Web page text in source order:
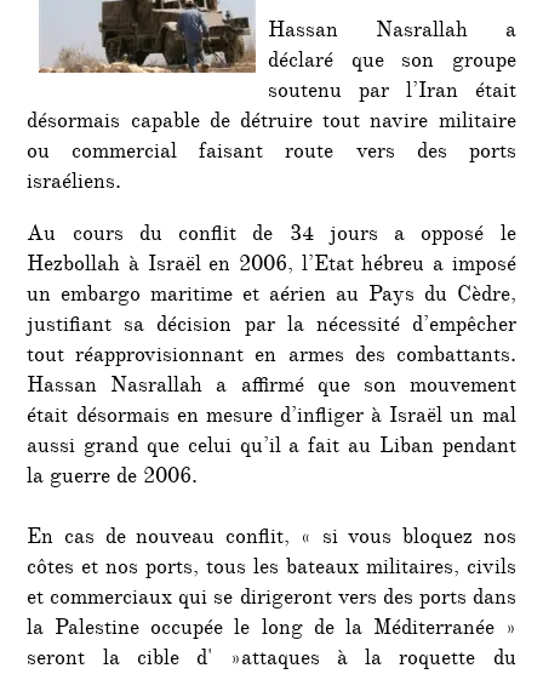
Hassan Nasrallah a
déclaré que son groupe
soutenu par l’Iran était
désormais capable de détruire tout navire militaire
ou commercial faisant route vers des ports
israéliens.
Au cours du conflit de 34 jours a opposé le
Hezbollah à Israël en 2006, l’Etat hébreu a imposé
un embargo maritime et aérien au Pays du Cèdre,
justifiant sa décision par la nécessité d’empêcher
tout réapprovisionnant en armes des combattants.
Hassan Nasrallah a affirmé que son mouvement
était désormais en mesure d’infliger à Israël un mal
aussi grand que celui qu’il a fait au Liban pendant
la guerre de 2006.
En cas de nouveau conflit, « si vous bloquez nos
côtes et nos ports, tous les bateaux militaires, civils
et commerciaux qui se dirigeront vers des ports dans
la Palestine occupée le long de la Méditerranée »
seront la cible d' »attaques à la roquette du